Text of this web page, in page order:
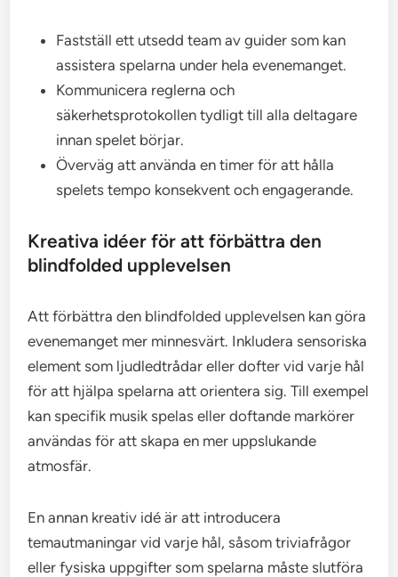
Fastställ ett utsedd team av guider som kan
assistera spelarna under hela evenemanget.
Kommunicera reglerna och
säkerhetsprotokollen tydligt till alla deltagare
innan spelet börjar.
Överväg att använda en timer för att hålla
spelets tempo konsekvent och engagerande.
Kreativa idéer för att förbättra den
blindfolded upplevelsen
Att förbättra den blindfolded upplevelsen kan göra
evenemanget mer minnesvärt. Inkludera sensoriska
element som ljudledtrådar eller dofter vid varje hål
för att hjälpa spelarna att orientera sig. Till exempel
kan specifik musik spelas eller doftande markörer
användas för att skapa en mer uppslukande
atmosfär.
En annan kreativ idé är att introducera
temautmaningar vid varje hål, såsom triviafrågor
eller fysiska uppgifter som spelarna måste slutföra